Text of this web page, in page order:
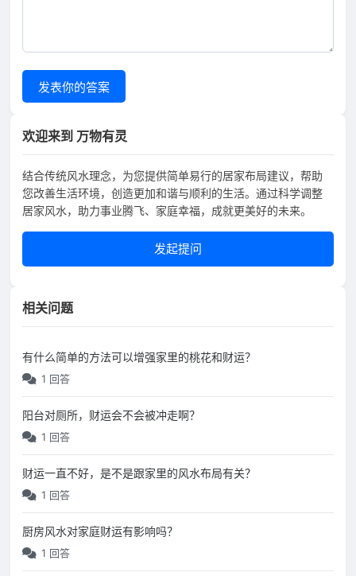
发表你的答案
欢迎来到 万物有灵
结合传统风水理念，为您提供简单易行的居家布局建议，帮助
您改善生活环境，创造更加和谐与顺利的生活。通过科学调整
居家风水，助力事业腾飞、家庭幸福，成就更美好的未来。
发起提问
相关问题
有什么简单的方法可以增强家里的桃花和财运？
1 回答
阳台对厕所，财运会不会被冲走啊？
1 回答
财运一直不好，是不是跟家里的风水布局有关？
1 回答
厨房风水对家庭财运有影响吗？
1 回答